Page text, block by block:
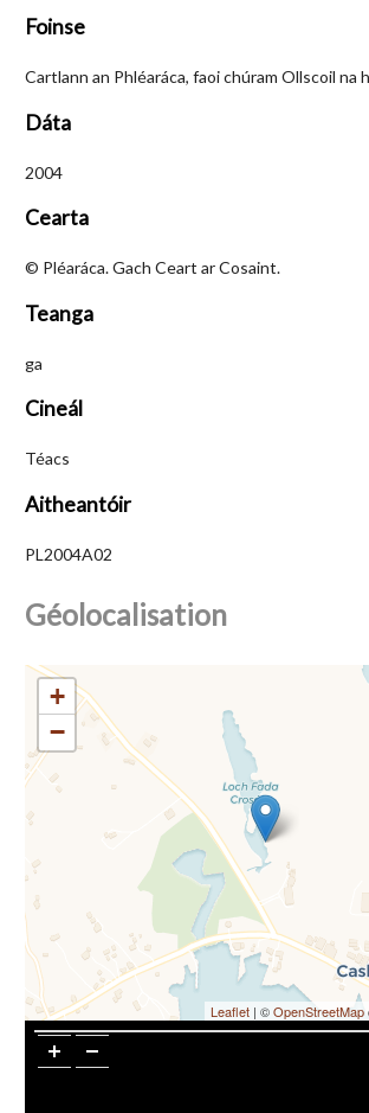
Foinse
Cartlann an Phléaráca, faoi chúram Ollscoil na
Dáta
2004
Cearta
© Pléaráca. Gach Ceart ar Cosaint.
Teanga
ga
Cineál
Téacs
Aitheantóir
PL2004A02
Géolocalisation
+
−
Leaflet | ©OpenStreetMap